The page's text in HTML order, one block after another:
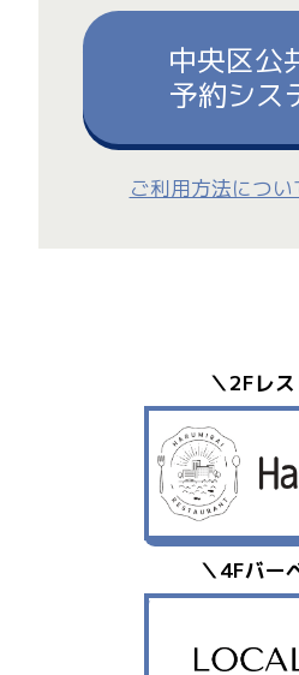
中央区公
予約シス
ご利用方法につ
＼2Fレ
＼4Fバー